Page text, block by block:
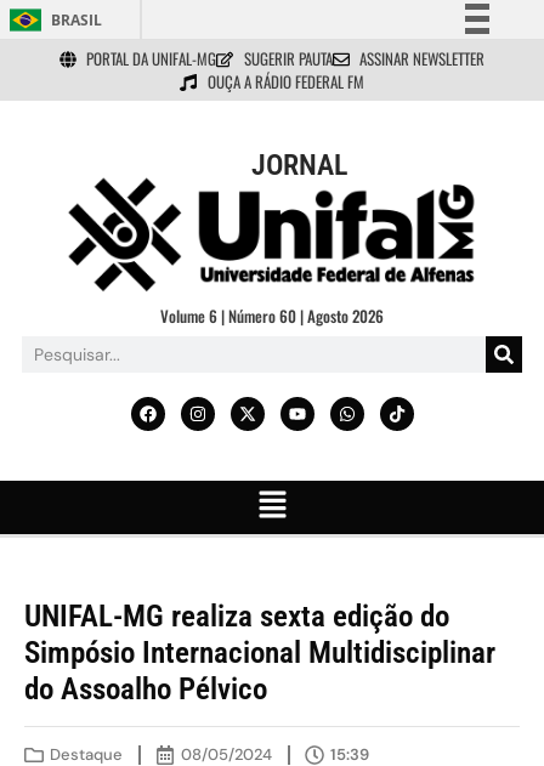
BRASIL
Simplifique!
Comunica BR
Acesso à informação
Legislação
Canais
PORTAL DA UNIFAL-MG SUGERIR PAUTA
ASSINAR NEWSLETTER
OUÇA A RÁDIO FEDERAL FM
JORNAL
Volume 6 | Número 60 | Agosto 2026
UNIFAL-MG realiza sexta edição do
Simpósio Internacional Multidisciplinar
do Assoalho Pélvico
Destaque 08/05/2024
15:39